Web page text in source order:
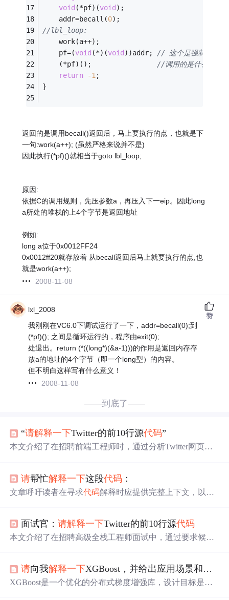
void (*pf)(void);
	addr=becall(
0);
//lbl_loop:
	work(a++);
	pf=(
void (*)(void))addr; // 这个是强制 转换
	(*pf)();
//调用的是什么啊?
return
-1 ;
}
返回的是调用becall()返回后，马上要执行的点，也就是下
一句:work(a++); (虽然严格来说并不是)
因此执行(*pf)()就相当于goto lbl_loop;
原因:
依据C的调用规则，先压参数a，再压入下一eip。因此long
a所处的堆栈的上4个字节是返回地址
例如:
long a位于0x0012FF24
0x0012ff20就存放着 从becall返回后马上就要执行的点,也
就是work(a++);
2008-11-08
lxl_2008
我刚刚在VC6.0下调试运行了一下，addr=becall(0);到
(*pf)(); 之间是循环运行的，程序由exit(0);
处退出。return (*((long*)(&a-1)))的作用是返回内存存
放a的地址的4个字节（即一个long型）的内容。
但不明白这样写有什么意义！
2008-11-08
赞
——到底了——
“请解释一下Twitter的前10行源代码”
本文介绍了在招聘前端工程师时，通过分析Twitter网页源
计、字符编码、主题颜色、移动端优化等知识点。通过这
种方式，面试官可以了解候选人的HTML、CSS和Web基础
请帮忙解释一下这段代码 ：
文章呼吁读者在寻求代码解释时应提供完整上下文，以便
面试官：请解释一下Twitter的前10行源代码
本文介绍了在招聘高级全栈工程师面试中，通过要求候选
式设计、SEO、浏览器兼容性等方面，揭示了考察点包括
HTML、CSS、Web标准和优化策略等关键知识点。
请向我解释一下XGBoost，并给出应用场景和 代码
XGBoost是一个优化的分布式梯度增强库，设计目标是速